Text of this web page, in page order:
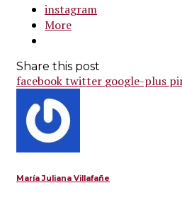
instagram
More
Share this post
facebooktwitter google-plus
María Juliana Villafañe